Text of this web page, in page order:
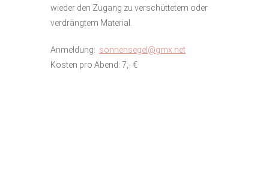
wieder den Zugang zu verschüttetem oder
verdrängtem Material.
Anmeldung: sonnensegel@gmx.net
Kosten pro Abend: 7,- €